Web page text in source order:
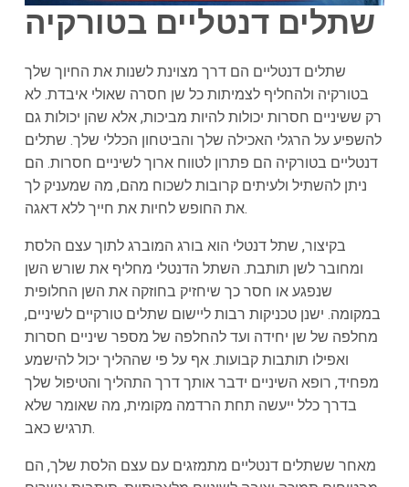
שתלים דנטליים בטורקיה
שתלים דנטליים הם דרך מצוינת לשנות את החיוך שלך
בטורקיה ולהחליף לצמיתות כל שן חסרה שאולי איבדת. לא
רק ששיניים חסרות יכולות להיות מביכות, אלא שהן יכולות גם
להשפיע על הרגלי האכילה שלך והביטחון הכללי שלך. שתלים
דנטליים בטורקיה הם פתרון לטווח ארוך לשיניים חסרות. הם
ניתן להשתיל ולעיתים קרובות לשכוח מהם, מה שמעניק לך
את החופש לחיות את חייך ללא דאגה.
בקיצור, שתל דנטלי הוא בורג המוברג לתוך עצם הלסת
ומחובר לשן תותבת. השתל הדנטלי מחליף את שורש השן
שנפגע או חסר כך שיחזיק בחוזקה את השן החלופית
במקומה. ישנן טכניקות רבות ליישום שתלים טורקיים לשיניים,
מחלפה של שן יחידה ועד להחלפה של מספר שיניים חסרות
ואפילו תותבות קבועות. אף על פי שההליך יכול להישמע
מפחיד, רופא השיניים ידבר אותך דרך התהליך והטיפול שלך
בדרך כלל ייעשה תחת הרדמה מקומית, מה שאומר שלא
תרגיש כאב.
מאחר ששתלים דנטליים מתמזגים עם עצם הלסת שלך, הם